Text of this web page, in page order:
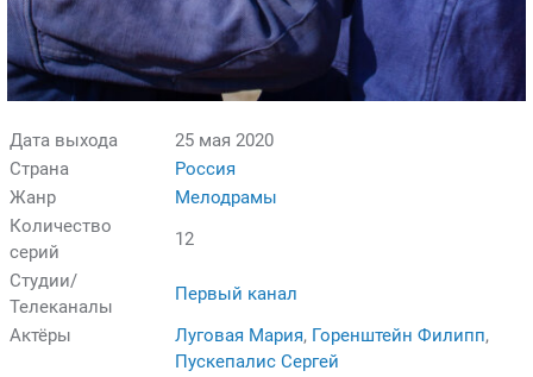
Дата выхода
25 мая 2020
Страна
Россия
Жанр
Мелодрамы
Количество
серий
12
Студии/
Телеканалы
Первый канал
Актёры
Луговая Мария, Горенштейн Филипп,
Пускепалис Сергей